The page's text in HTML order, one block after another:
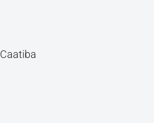
Caatiba